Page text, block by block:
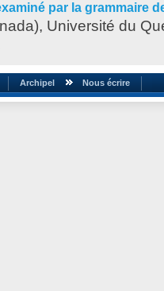
par la grammaire
Université du
Archipel Nous écrire